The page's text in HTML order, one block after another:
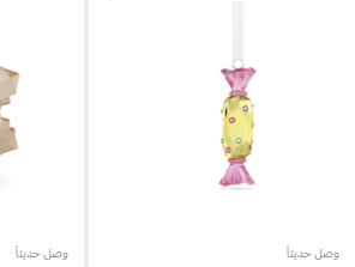
وصل حديثاً وصل حديثاً